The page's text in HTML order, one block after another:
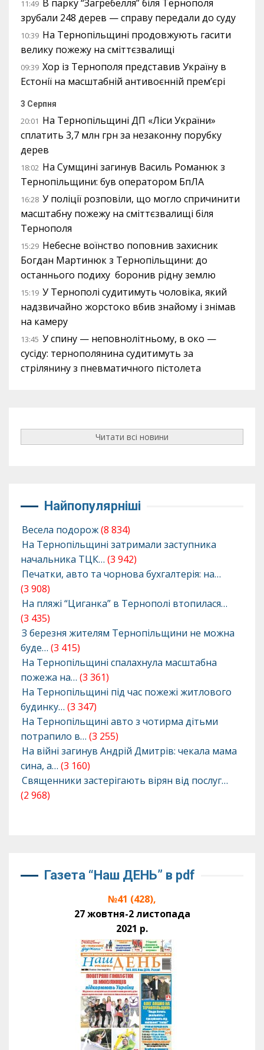
11:49 В парку “Загребелля” біля Тернополя
зрубали 248 дерев — справу передали до суду
10:39 На Тернопільщині продовжують гасити
велику пожежу на сміттєзвалищі
09:39 Хор із Тернополя представив Україну в
Естонії на масштабній антивоєнній прем’єрі
3 Серпня
20:01 На Тернопільщині ДП «Ліси України»
сплатить 3,7 млн грн за незаконну порубку
дерев
18:02 На Сумщині загинув Василь Романюк з
Тернопільщини: був оператором БпЛА
16:28 У поліції розповіли, що могло спричинити
масштабну пожежу на сміттєзвалищі біля
Тернополя
15:29 Небесне воїнство поповнив захисник
Богдан Мартинюк з Тернопільщини: до
останнього подиху боронив рідну землю
15:19 У Тернополі судитимуть чоловіка, який
надзвичайно жорстоко вбив знайому і знімав
на камеру
13:45 У спину — неповнолітньому, в око —
сусіду: тернополянина судитимуть за
стрілянину з пневматичного пістолета
Читати всі новини
Найпопулярніші
Весела подорож(8 834)
На Тернопільщині затримали заступника
начальника ТЦК… (3 942)
Печатки, авто та чорнова бухгалтерія: на…
(3 908)
На пляжі “Циганка” в Тернополі втопилася…
(3 435)
З березня жителям Тернопільщини не можна
буде… (3 415)
На Тернопільщині спалахнула масштабна
пожежа на… (3 361)
На Тернопільщині під час пожежі житлового
будинку… (3 347)
На Тернопільщині авто з чотирма дітьми
потрапило в… (3 255)
На війні загинув Андрій Дмитрів: чекала мама
сина, а… (3 160)
Священники застерігають вірян від послуг…
(2 968)
Газета “Наш ДЕНЬ” в pdf
№41 (428),
27 жовтня-2 листопада
2021 р.